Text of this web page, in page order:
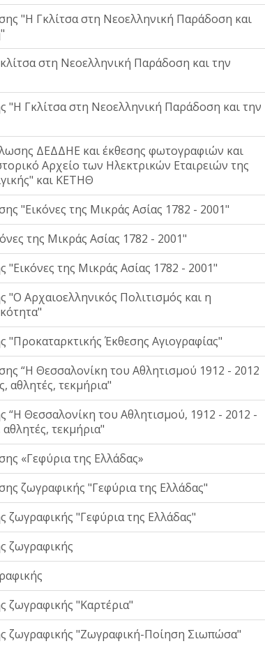
"Η Γκλίτσα στη Νεοελληνική Παράδοση και
στη Νεοελληνική Παράδοση και την
"Η Γκλίτσα στη Νεοελληνική Παράδοση και την
ΔΕΔΔΗΕ και έκθεσης φωτογραφιών και
Αρχείο των Ηλεκτρικών Εταιρειών της
και ΚΕΤΗΘ
"Εικόνες της Μικράς Ασίας 1782 - 2001"
της Μικράς Ασίας 1782 - 2001"
της Μικράς Ασίας 1782 - 2001"
"Ο Αρχαιοελληνικός Πολιτισμός και η
"Προκαταρκτικής Έκθεσης Αγιογραφίας"
“Η Θεσσαλονίκη του Αθλητισμού 1912 - 2012
αθλητές, τεκμήρια"
“Η Θεσσαλονίκη του Αθλητισμού, 1912 - 2012 -
τεκμήρια"
«Γεφύρια της Ελλάδας»
ζωγραφικής "Γεφύρια της Ελλάδας"
ζωγραφικής "Γεφύρια της Ελλάδας"
ζωγραφικής
ζωγραφικής "Καρτέρια"
ζωγραφικής "Ζωγραφική-Ποίηση Σιωπώσα"